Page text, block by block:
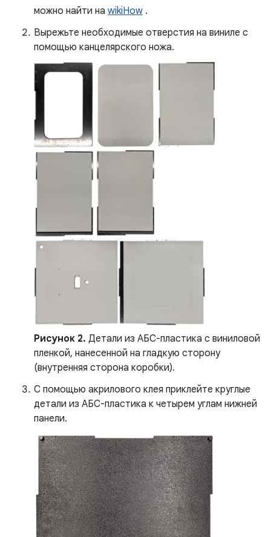
можно найти на wikiHow .
Вырежьте необходимые отверстия на виниле с
помощью канцелярского ножа.
Рисунок 2. Детали из АБС-пластика с виниловой
пленкой, нанесенной на гладкую сторону
(внутренняя сторона коробки).
С помощью акрилового клея приклейте круглые
детали из АБС-пластика к четырем углам нижней
панели.